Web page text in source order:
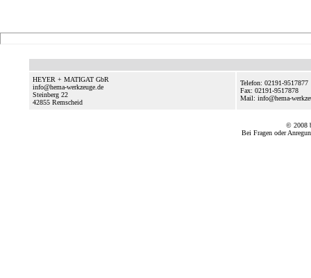
HEYER + MATIGAT GbR
info@hema-werkzeuge.de
Steinberg 22
42855 Remscheid
Telefon: 02191-9517877
Fax: 02191-9517878
Mail: info@hema-
© 2008
Bei Fragen oder